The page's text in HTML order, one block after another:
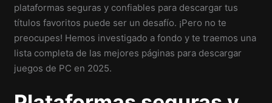
plataformas seguras y confiables para descargar tus
títulos favoritos puede ser un desafío. ¡Pero no te
preocupes! Hemos investigado a fondo y te traemos una
lista completa de las mejores páginas para descargar
juegos de PC en 2025.